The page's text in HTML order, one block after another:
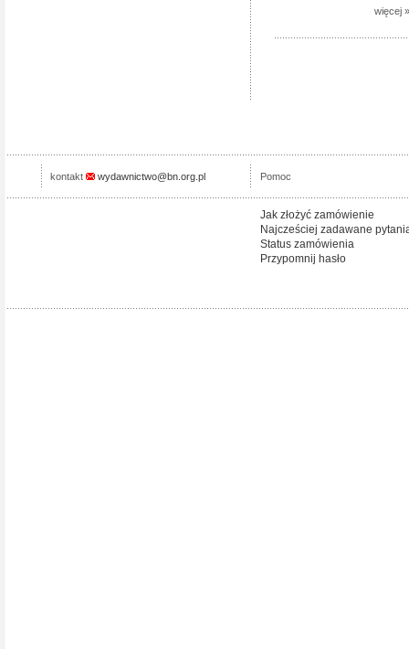
więcej »
kontakt wydawnictwo@bn.org.pl Pomoc
Jak złożyć zamówienie
Najcześciej zadawane
Status zamówienia
Przypomnij hasło